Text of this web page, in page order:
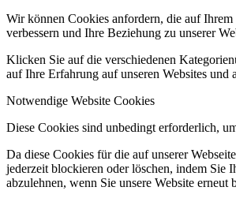
Wir können Cookies anfordern, die auf
verbessern und Ihre Beziehung zu unserer
Klicken Sie auf die verschiedenen
auf Ihre Erfahrung auf unseren Websites
Notwendige Website Cookies
Diese Cookies sind unbedingt erforderlich,
Da diese Cookies für die auf unserer
jederzeit blockieren oder löschen, indem Sie
abzulehnen, wenn Sie unsere Website erneut